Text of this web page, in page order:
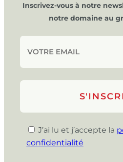
Inscrivez-vous à notre
notre domaine au
J’ai lu et j’accepte la
confidentialité